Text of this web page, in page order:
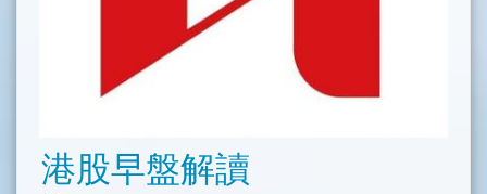
港股早盤解讀